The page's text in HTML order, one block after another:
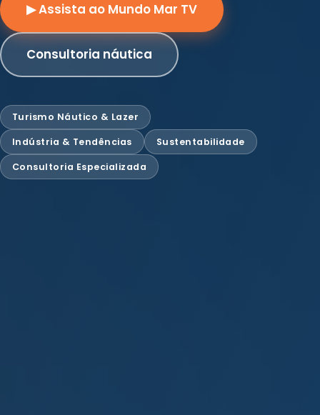
▶ Assista ao Mundo Mar TV
Consultoria náutica
Turismo Náutico & Lazer
Indústria & Tendências Sustentabilidade
Consultoria Especializada